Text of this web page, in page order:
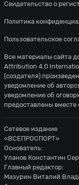
Свидетельство о
Политика
Пользовательское
Все материалы сайта
Attribution 4.0
(создателя)
уведомление об
уведомление об
предоставлены вместе
Сетевое издание
«ВСЕПРОСПОРТ»
Основатель:
Уланов Константин
Главный редактор:
Мазурин Виталий